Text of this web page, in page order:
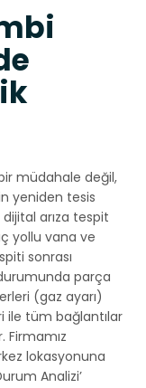
müdahale değil,
yeniden tesis
arıza tespit
yollu vana ve
sonrası
parça
(gaz ayarı)
ile tüm bağlantılar
Firmamız
lokasyonuna
Analizi’